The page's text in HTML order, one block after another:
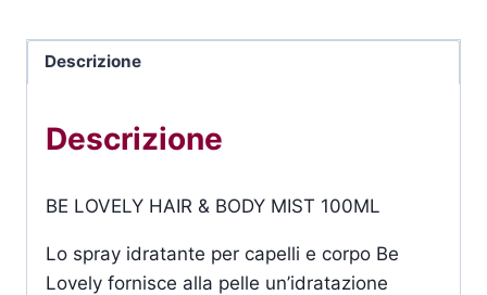
Descrizione
Descrizione
BE LOVELY HAIR & BODY MIST 100ML
Lo spray idratante per capelli e corpo Be
Lovely fornisce alla pelle un’idratazione